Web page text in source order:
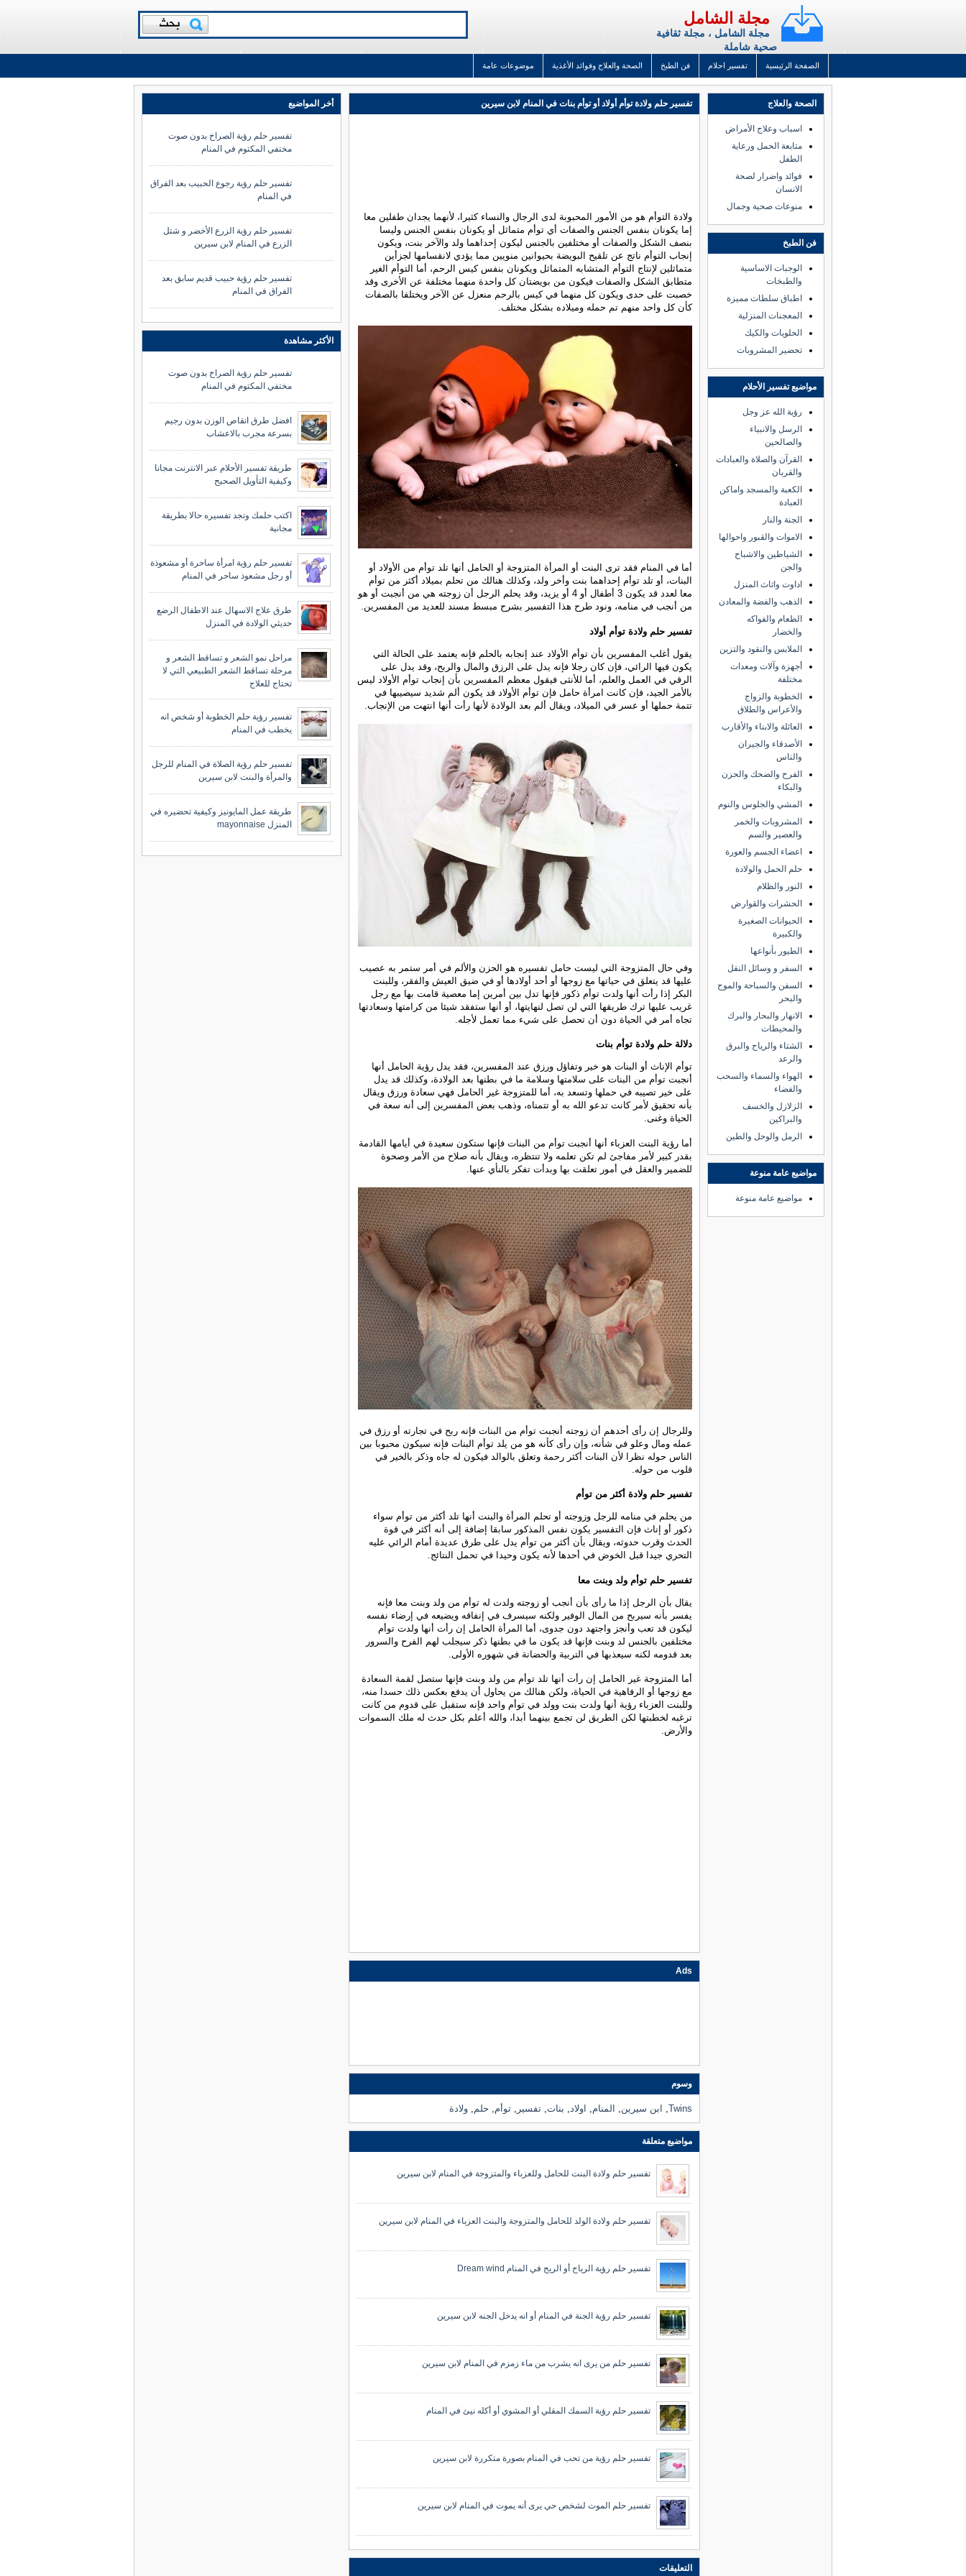
مجلة الشامل
مجلة الشامل ، مجلة ثقافية
صحية شاملة
الصفحة الرئيسية تفسير احلام فن الطبخ الصحة والعلاج وفوائد الأغذية موضوعات عامة
تفسير حلم ولادة توأم أولاد أو توأم بنات في المنام لابن سيرين
ولادة التوأم هو من الأمور المحبوبة لدى الرجال والنساء كثيرا، لأنهما يجدان طفلين معا
إما يكونان بنفس الجنس والصفات أي توأم متماثل أو يكونان بنفس الجنس وليسا
بنصف الشكل والصفات أو مختلفين بالجنس ليكون إحداهما ولد والآخر بنت، ويكون
إنجاب التوأم ناتج عن تلقيح البويضة بحيوانين منويين مما يؤدي لانقسامها لجزأين
متماثلين لإنتاج التوأم المتشابه المتماثل ويكونان بنفس كيس الرحم، أما التوأم الغير
متطابق الشكل والصفات فيكون من بويضتان كل واحدة منهما مختلفة عن الأخرى وقد
خصبت على حدى ويكون كل منهما في كيس بالرحم منعزل عن الآخر ويختلفا بالصفات
كأن كل واحد منهم تم حمله وميلاده بشكل مختلف.
أما في المنام فقد ترى البنت أو المرأة المتزوجة أو الحامل أنها تلد توأم من الأولاد أو
البنات، أو تلد توأم إحداهما بنت وأخر ولد، وكذلك هنالك من تحلم بميلاد أكثر من توأم
معا لعدد قد يكون 3 أطفال أو 4 أو يزيد، وقد يحلم الرجل أن زوجته هي من أنجبت أو هو
من أنجب في منامه، ونود طرح هذا التفسير بشرح مبسط مسند للعديد من المفسرين.
تفسير حلم ولادة توأم أولاد
يقول أغلب المفسرين بأن توأم الأولاد عند إنجابه بالحلم فإنه يعتمد على الحالة التي
يكون فيها الرائي، فإن كان رجلا فإنه يدل على الرزق والمال والربح، وقد يدل على
الرقي في العمل والعلم، أما للأنثى فيقول معظم المفسرين بأن إنجاب توأم الأولاد ليس
بالأمر الجيد، فإن كانت امرأة حامل فإن توأم الأولاد قد يكون ألم شديد سيصيبها في
تتمة حملها أو عسر في الميلاد، ويقال ألم بعد الولادة لأنها رأت أنها انتهت من الإنجاب.
وفي حال المتزوجة التي ليست حامل تفسيره هو الحزن والألم في أمر ستمر به عصيب
عليها قد يتعلق في حياتها مع زوجها أو أحد أولادها أو في ضيق العيش والفقر، وللبنت
البكر إذا رأت أنها ولدت توأم ذكور فإنها تدل بين أمرين إما معصية قامت بها مع رجل
غريب عليها ترك طريقها التي لن تصل لنهايتها، أو أنها ستفقد شيئا من كرامتها وسعادتها
تجاه أمر في الحياة دون أن تحصل على شيء مما تعمل لأجله.
دلالة حلم ولادة توأم بنات
توأم الإناث أو البنات هو خير وتفاؤل ورزق عند المفسرين، فقد يدل رؤية الحامل أنها
أنجبت توأم من البنات على سلامتها وسلامة ما في بطنها بعد الولادة، وكذلك قد يدل
على خير تصيبه في حملها وتسعد به، أما للمتزوجة غير الحامل فهي سعادة ورزق ويقال
بأنه تحقيق لأمر كانت تدعو الله به أو تتمناه، وذهب بعض المفسرين إلى أنه سعة في
الحياة وغنى.
أما رؤية البنت العزباء أنها أنجبت توأم من البنات فإنها ستكون سعيدة في أيامها القادمة
بقدر كبير لأمر مفاجئ لم تكن تعلمه ولا تنتظره، ويقال بأنه صلاح من الأمر وصحوة
للضمير والعقل في أمور تعلقت بها وبدأت تفكر بالنأي عنها.
وللرجال إن رأى أحدهم أن زوجته أنجبت توأم من البنات فإنه ربح في تجارته أو رزق في
عمله ومال وعلو في شأنه، وإن رأى كأنه هو من يلد توأم البنات فإنه سيكون محبوبا بين
الناس حوله نظرا لأن البنات أكثر رحمة وتعلق بالوالد فيكون له جاه وذكر بالخير في
قلوب من حوله.
تفسير حلم ولادة أكثر من توأم
من يحلم في منامه للرجل وزوجته أو تحلم المرأة والبنت أنها تلد أكثر من توأم سواء
ذكور أو إناث فإن التفسير يكون نفس المذكور سابقا إضافة إلى أنه أكثر في قوة
الحدث وقرب حدوثه، ويقال بأن أكثر من توأم يدل على طرق عديدة أمام الرائي عليه
التحري جيدا قبل الخوض في أحدها لأنه يكون وحيدا في تحمل النتائج.
تفسير حلم توأم ولد وبنت معا
يقال بأن الرجل إذا ما رأى بأن أنجب أو زوجته ولدت له توأم من ولد وبنت معا فإنه
يفسر بأنه سيربح من المال الوفير ولكنه سيسرف في إنفاقه ويضيعه في إرضاء نفسه
ليكون قد تعب وأنجز واجتهد دون جدوى، أما المرأة الحامل إن رأت أنها ولدت توأم
مختلفين بالجنس لد وبنت فإنها قد يكون ما في بطنها ذكر سيجلب لهم الفرح والسرور
بعد قدومه لكنه سيعذبها في التربية والحضانة في شهوره الأولى.
أما المتزوجة غير الحامل إن رأت أنها تلد توأم من ولد وبنت فإنها ستصل لقمة السعادة
مع زوجها أو الرفاهية في الحياة، ولكن هنالك من يحاول أن يدفع بعكس ذلك حسدا منه،
وللبنت العزباء رؤية أنها ولدت بنت وولد في توأم واحد فإنه ستقبل على قدوم من كانت
ترغبه لخطبتها لكن الطريق لن تجمع بينهما أبدا، والله أعلم بكل حدث له ملك السموات
والأرض.
Ads
وسوم
Twins
, ابن سيرين, المنام, اولاد, بنات, تفسير , توأم, حلم, ولادة
مواضيع متعلقة
تفسير حلم ولادة البنت للحامل وللعزباء والمتزوجة في المنام لابن سيرين
تفسير حلم ولادة الولد للحامل والمتزوجة والبنت العزباء في المنام لابن سيرين
تفسير حلم رؤية الرياح أو الريح في المنام Dream wind
تفسير حلم رؤية الجنة في المنام أو انه يدخل الجنه لابن سيرين
تفسير حلم من يرى انه يشرب من ماء زمزم في المنام لابن سيرين
تفسير حلم رؤية السمك المقلي أو المشوي أو أكله نيئ في المنام
تفسير حلم رؤية من تحب في المنام بصورة متكررة لابن سيرين
تفسير حلم الموت لشخص حي يرى أنه يموت في المنام لابن سيرين
التعليقات
الصحة والعلاج
اسباب وعلاج الأمراض
متابعة الحمل ورعاية
الطفل
فوائد واضرار لصحة
الانسان
منوعات صحية وجمال
فن الطبخ
الوجبات الاساسية
والطبخات
اطباق سلطات مميزة
المعجنات المنزلية
الحلويات والكيك
تحضير المشروبات
مواضيع تفسير الأحلام
رؤية الله عز وجل
الرسل والانبياء
والصالحين
القرآن والصلاة والعبادات
والقربان
الكعبة والمسجد واماكن
العبادة
الجنة والنار
الاموات والقبور واحوالها
الشياطين والاشباح
والجن
اداوت واثاث المنزل
الذهب والفضة والمعادن
الطعام والفواكه
والخضار
الملابس والنقود والتزين
أجهزة وآلات ومعدات
مختلفة
الخطوبة والزواج
والأعراس والطلاق
العائلة والابناء والأقارب
الأصدقاء والجيران
والناس
الفرح والضحك والحزن
والبكاء
المشي والجلوس والنوم
المشروبات والخمر
والعصير والسم
اعضاء الجسم والعورة
حلم الحمل والولادة
النور والظلام
الحشرات والقوارض
الحيوانات الصغيرة
والكبيرة
الطيور بأنواعها
السفر و وسائل النقل
السفن والسباحة والموج
والبحر
الانهار والبحار والبرك
والمحيطات
الشتاء والرياح والبرق
والرعد
الهواء والسماء والسحب
والفضاء
الزلازل والخسف
والبراكين
الرمل والوحل والطين
مواضيع عامة منوعة
مواضيع عامة منوعة
أخر المواضيع
تفسير حلم رؤية الصراخ بدون صوت
مختفي المكتوم في المنام
تفسير حلم رؤية رجوع الحبيب بعد الفراق
في المنام
تفسير حلم رؤية الزرع الأخضر و شتل
الزرع في المنام لابن سيرين
تفسير حلم رؤية حبيب قديم سابق بعد
الفراق في المنام
الأكثر مشاهدة
تفسير حلم رؤية الصراخ بدون صوت
مختفي المكتوم في المنام
افضل طرق انقاص الوزن بدون رجيم
بسرعة مجرب بالاعشاب
طريقة تفسير الأحلام عبر الانترنت مجانا
وكيفية التأويل الصحيح
اكتب حلمك وتجد تفسيره حالا بطريقة
مجانية
تفسير حلم رؤية امرأة ساحرة أو مشعوذة
أو رجل مشعوذ ساحر في المنام
طرق علاج الاسهال عند الاطفال الرضع
حديثي الولادة في المنزل
مراحل نمو الشعر و تساقط الشعر و
مرحلة تساقط الشعر الطبيعي التي لا
تحتاج للعلاج
تفسير رؤية حلم الخطوبة أو شخص انه
يخطب في المنام
تفسير حلم رؤية الصلاة في المنام للرجل
والمرأة والبنت لابن سيرين
طريقة عمل المايونيز وكيفية تحضيره في
المنزل mayonnaise